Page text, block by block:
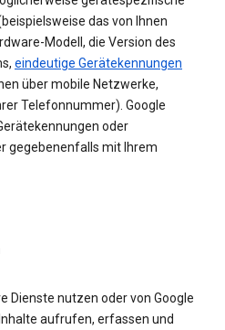
das von Ihnen
Modell, die Version des
eindeutige Gerätekennungen
über mobile Netzwerke,
Telefonnummer). Google
oder
gegebenenfalls mit Ihrem
Dienste nutzen oder von Google
aufrufen, erfassen und